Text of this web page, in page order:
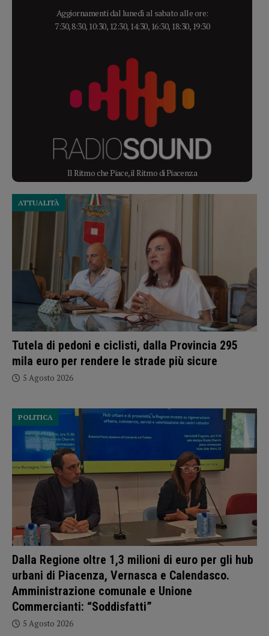
Aggiornamenti dal lunedì al sabato alle ore:
7:30, 8:30, 10:30, 12:30, 14:30, 16:30, 18:30, 19:30
Il Ritmo che Piace, il Ritmo di Piacenza
Tutela di pedoni e ciclisti, dalla Provincia 295
mila euro per rendere le strade più sicure
ATTUALITÀ
5 Agosto 2026
Dalla Regione oltre 1,3 milioni di euro per gli hub
urbani di Piacenza, Vernasca e Calendasco.
Amministrazione comunale e Unione
Commercianti: “Soddisfatti”
POLITICA
5 Agosto 2026